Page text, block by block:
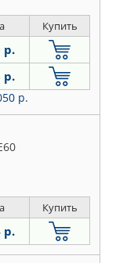
Купить
р.
р.
р.
Купить
р.